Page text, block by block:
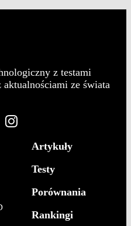
z testami
ze świata
Artykuły
Testy
Porównania
Rankingi